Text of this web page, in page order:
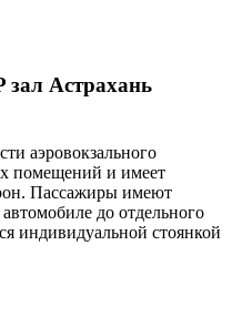
зал Астрахань
аэровокзального
помещений и имеет
Пассажиры имеют
до отдельного
индивидуальной стоянкой